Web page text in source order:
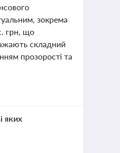
зокрема
грн, що
складний
прозорості та
яких